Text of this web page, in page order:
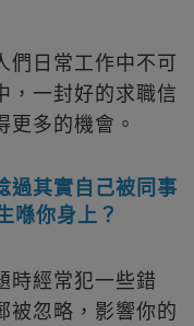
們日常工作中不可
，一封好的求職信
多的機會。
過其實自己被同事
喺你身上？
時經常犯一些錯
被忽略，影響你的